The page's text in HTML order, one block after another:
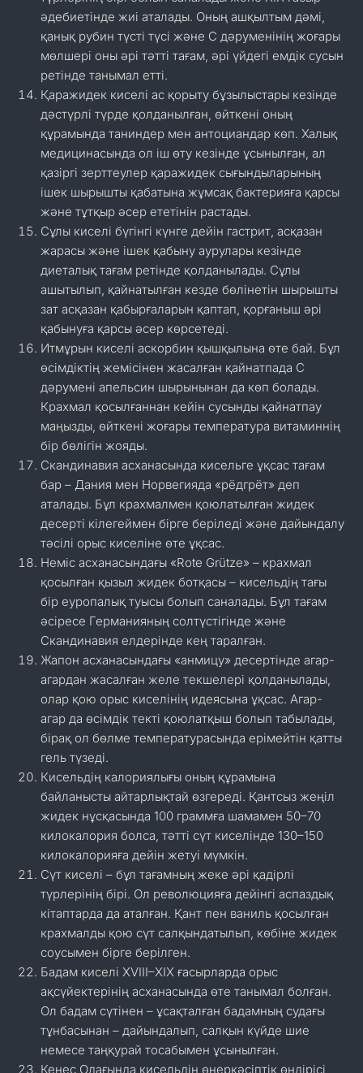
әдебиетінде жиі аталады. Оның ашқылтым дәмі,
қанық рубин түсті түсі және С дәруменінің жоғары
мөлшері оны әрі тәтті тағам, әрі үйдегі емдік сусын
ретінде танымал етті.
Қаражидек киселі ас қорыту бұзылыстары кезінде
дәстүрлі түрде қолданылған, өйткені оның
құрамында таниндер мен антоциандар көп. Халық
медицинасында ол іш өту кезінде ұсынылған, ал
қазіргі зерттеулер қаражидек сығындыларының
ішек шырышты қабатына жұмсақ бактерияға қарсы
және тұтқыр әсер ететінін растады.
Сұлы киселі бүгінгі күнге дейін гастрит, асқазан
жарасы және ішек қабыну аурулары кезінде
диеталық тағам ретінде қолданылады. Сұлы
ашытылып, қайнатылған кезде бөлінетін шырышты
зат асқазан қабырғаларын қаптап, қорғаныш әрі
қабынуға қарсы әсер көрсетеді.
Итмұрын киселі аскорбин қышқылына өте бай. Бұл
өсімдіктің жемісінен жасалған қайнатпада С
дәрумені апельсин шырынынан да көп болады.
Крахмал қосылғаннан кейін сусынды қайнатпау
маңызды, өйткені жоғары температура витаминнің
бір бөлігін жояды.
Скандинавия асханасында кисельге ұқсас тағам
бар – Дания мен Норвегияда «рёдгрёт» деп
аталады. Бұл крахмалмен қоюлатылған жидек
десерті кілегеймен бірге беріледі және дайындалу
тәсілі орыс киселіне өте ұқсас.
Неміс асханасындағы «Rote Grütze» – крахмал
қосылған қызыл жидек ботқасы – кисельдің тағы
бір еуропалық туысы болып саналады. Бұл тағам
әсіресе Германияның солтүстігінде және
Скандинавия елдерінде кең таралған.
Жапон асханасындағы «анмицу» десертінде агар-
агардан жасалған желе текшелері қолданылады,
олар қою орыс киселінің идеясына ұқсас. Агар-
агар да өсімдік текті қоюлатқыш болып табылады,
бірақ ол бөлме температурасында ерімейтін қатты
гель түзеді.
Кисельдің калориялығы оның құрамына
байланысты айтарлықтай өзгереді. Қантсыз жеңіл
жидек нұсқасында 100 граммға шамамен 50–70
килокалория болса, тәтті сүт киселінде 130–150
килокалорияға дейін жетуі мүмкін.
Сүт киселі – бұл тағамның жеке әрі қадірлі
түрлерінің бірі. Ол революцияға дейінгі аспаздық
кітаптарда да аталған. Қант пен ваниль қосылған
крахмалды қою сүт салқындатылып, көбіне жидек
соусымен бірге берілген.
Бадам киселі XVIII–XIX ғасырларда орыс
ақсүйектерінің асханасында өте танымал болған.
Ол бадам сүтінен – ұсақталған бадамның судағы
тұнбасынан – дайындалып, салқын күйде шие
немесе таңқурай тосабымен ұсынылған.
Кеңес Одағында кисельдің өнеркәсіптік өндірісі